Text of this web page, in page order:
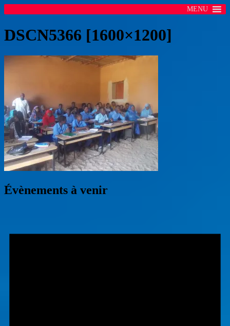
MENU
DSCN5366 [1600×1200]
Évènements à venir